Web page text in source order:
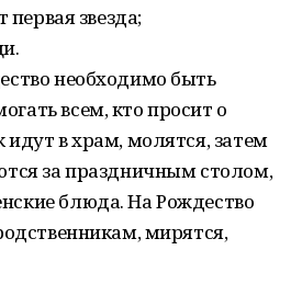
первая звезда;
необходимо быть
всем, кто просит о
в храм, молятся, затем
за праздничным столом,
блюда. На Рождество
мирятся,